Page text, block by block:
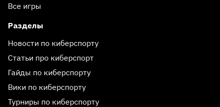
Все игры
Разделы
Новости по киберспорту
Статьи про киберспорт
Гайды по киберспорту
Вики по киберспорту
Турниры по киберспорту